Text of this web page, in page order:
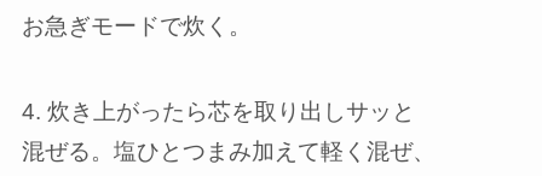
お急ぎモードで炊く。
4. 炊き上がったら芯を取り出しサッと
混ぜる。塩ひとつまみ加えて軽く混ぜ、